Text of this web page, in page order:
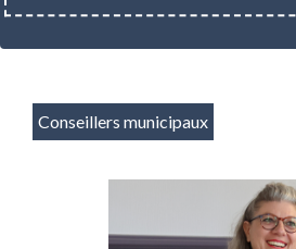
Conseillers municipaux